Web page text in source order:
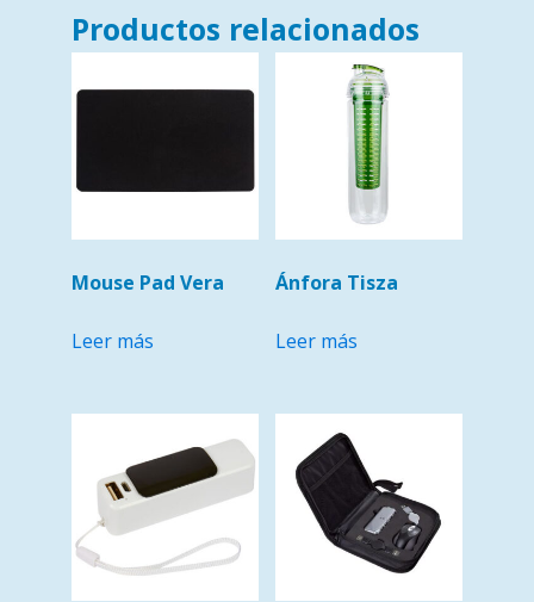
Productos relacionados
Mouse Pad Vera
Leer más
Ánfora Tisza
Leer más